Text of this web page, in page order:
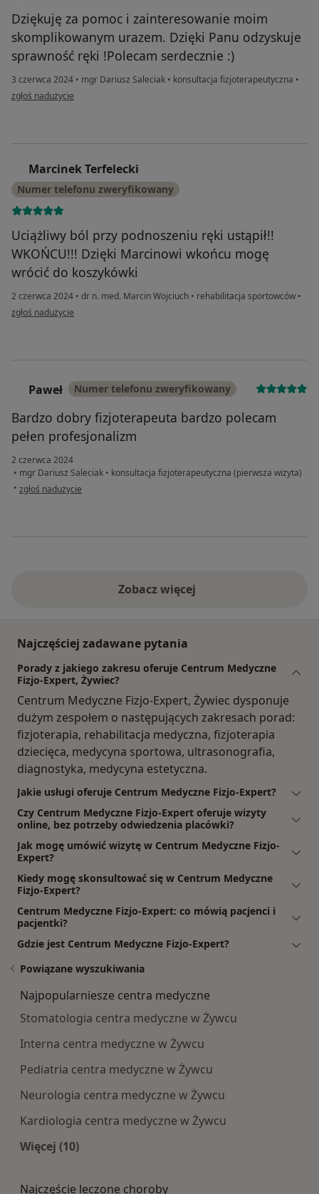
Dziękuję za pomoc i zainteresowanie moim
skomplikowanym urazem. Dzięki Panu odzyskuje
sprawność ręki !Polecam serdecznie :)
3 czerwca 2024 • mgr Dariusz Saleciak • konsultacja fizjoterapeutyczna •
w opinii użytkownika Kasia Ł.
zgłoś nadużycie
Marcinek Terfelecki
Numer telefonu zweryfikowany
Uciążliwy ból przy podnoszeniu ręki ustąpił!!
WKOŃCU!!! Dzięki Marcinowi wkońcu mogę
wrócić do koszykówki
2 czerwca 2024 • dr n. med. Marcin Wojciuch • rehabilitacja sportowców •
w opinii użytkownika Marcinek Terfelecki
zgłoś nadużycie
Paweł Numer telefonu zweryfikowany
Bardzo dobry fizjoterapeuta bardzo polecam
pełen profesjonalizm
2 czerwca 2024
• mgr Dariusz Saleciak • konsultacja fizjoterapeutyczna (pierwsza wizyta)
• w opinii użytkownika Paweł
zgłoś nadużycie
Zobacz więcej
Najczęściej zadawane pytania
Porady z jakiego zakresu oferuje Centrum Medyczne
Fizjo-Expert, Żywiec?
Centrum Medyczne Fizjo-Expert, Żywiec dysponuje
dużym zespołem o następujących zakresach porad:
fizjoterapia, rehabilitacja medyczna, fizjoterapia
dziecięca, medycyna sportowa, ultrasonografia,
diagnostyka, medycyna estetyczna.
Jakie usługi oferuje Centrum Medyczne Fizjo-Expert?
Czy Centrum Medyczne Fizjo-Expert oferuje wizyty
online, bez potrzeby odwiedzenia placówki?
Jak mogę umówić wizytę w Centrum Medyczne Fizjo-
Expert?
Kiedy mogę skonsultować się w Centrum Medyczne
Fizjo-Expert?
Centrum Medyczne Fizjo-Expert: co mówią pacjenci i
pacjentki?
Gdzie jest Centrum Medyczne Fizjo-Expert?
Powiązane wyszukiwania
Najpopularniesze centra medyczne
Stomatologia centra medyczne w Żywcu
Interna centra medyczne w Żywcu
Pediatria centra medyczne w Żywcu
Neurologia centra medyczne w Żywcu
Kardiologia centra medyczne w Żywcu
Więcej (10)
Najczęście leczone choroby